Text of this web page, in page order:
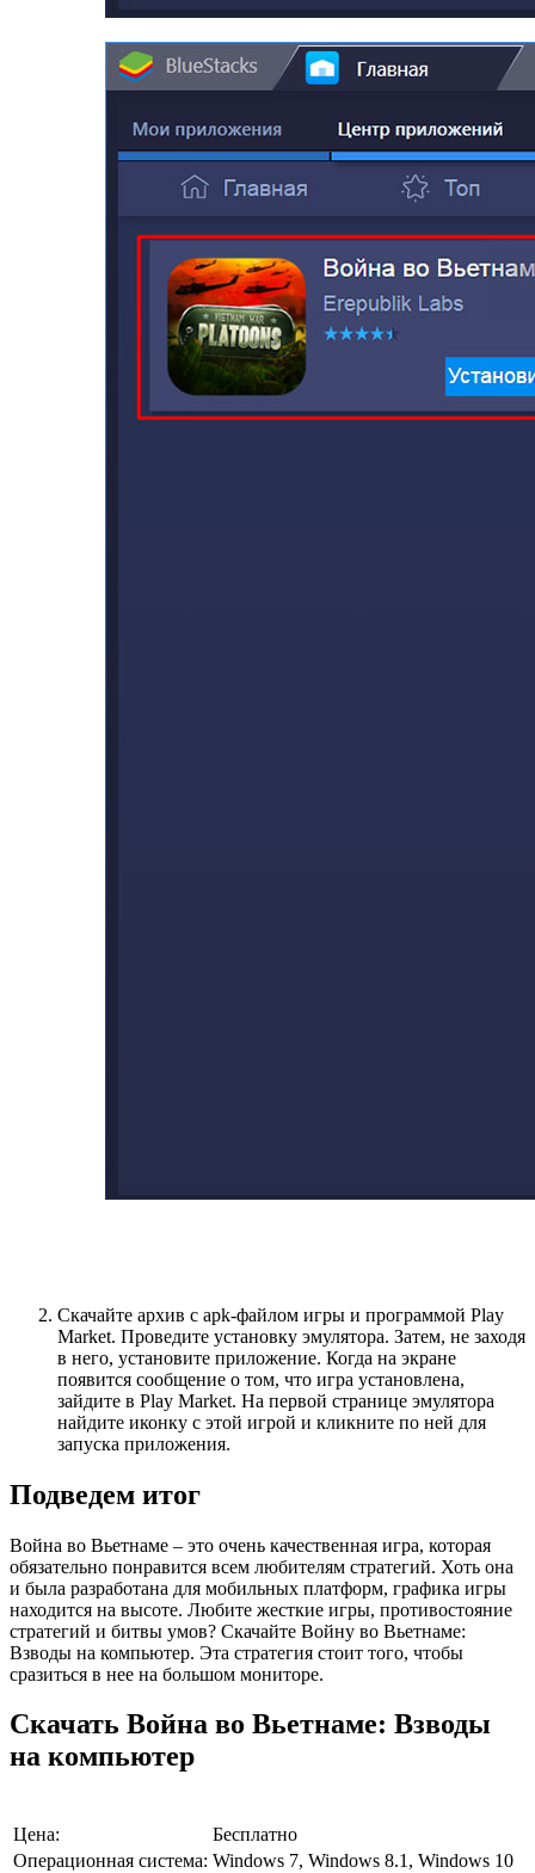
Скачайте архив с apk-файлом игры и программой Play
Market. Проведите установку эмулятора. Затем, не заходя
в него, установите приложение. Когда на экране
появится сообщение о том, что игра установлена,
зайдите в Play Market. На первой странице эмулятора
найдите иконку с этой игрой и кликните по ней для
запуска приложения.
Подведем итог
Война во Вьетнаме – это очень качественная игра, которая
обязательно понравится всем любителям стратегий. Хоть она
и была разработана для мобильных платформ, графика игры
находится на высоте. Любите жесткие игры, противостояние
стратегий и битвы умов? Скачайте Войну во Вьетнаме:
Взводы на компьютер. Эта стратегия стоит того, чтобы
сразиться в нее на большом мониторе.
Скачать Война во Вьетнаме: Взводы
на компьютер
Цена:
Бесплатно
Операционная система: Windows 7, Windows 8.1, Windows 10